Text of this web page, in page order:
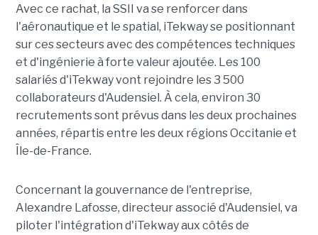
Avec ce rachat, la SSII va se renforcer dans
l'aéronautique et le spatial, iTekway se positionnant
sur ces secteurs avec des compétences techniques
et d'ingénierie à forte valeur ajoutée. Les 100
salariés d'iTekway vont rejoindre les 3 500
collaborateurs d'Audensiel. À cela, environ 30
recrutements sont prévus dans les deux prochaines
années, répartis entre les deux régions Occitanie et
Île-de-France.
Concernant la gouvernance de l'entreprise,
Alexandre Lafosse, directeur associé d'Audensiel, va
piloter l'intégration d'iTekway aux côtés de